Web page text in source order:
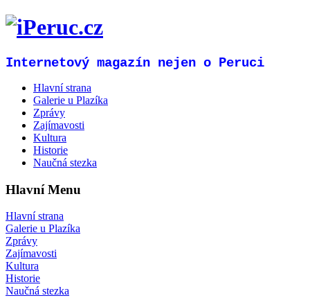
Internetový magazín nejen o Peruci
Hlavní strana
Galerie u Plazíka
Zprávy
Zajímavosti
Kultura
Historie
Naučná stezka
Hlavní Menu
Hlavní strana
Galerie u Plazíka
Zprávy
Zajímavosti
Kultura
Historie
Naučná stezka